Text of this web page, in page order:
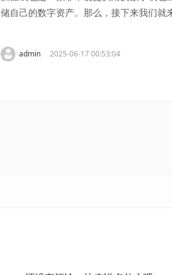
储自己的数字资产。那么，接下来我们就
admin 2025-06-17 00:53:04